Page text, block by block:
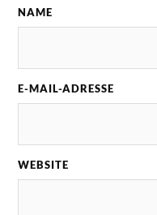
NAME
E-MAIL-ADRESSE
WEBSITE